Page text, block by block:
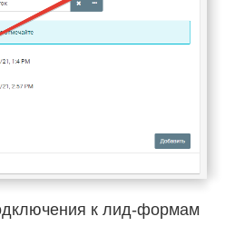
к лид-формам